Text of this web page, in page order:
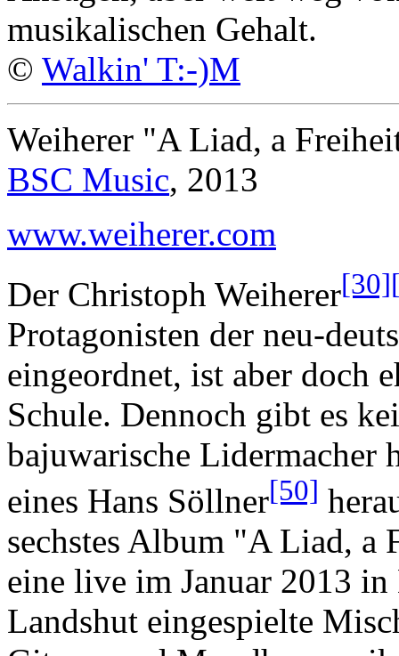
musikalischen Gehalt.
© Walkin' T:-)M
Weiherer "A Liad, a
BSC Music, 2013
www.weiherer.com
Der Christoph Weiherer[30]
Protagonisten der neu-
eingeordnet, ist aber doch
Schule. Dennoch gibt es
bajuwarische Lidermacher
eines Hans Söllner[50]
sechstes Album "A Liad, a
eine live im Januar 2013
Landshut eingespielte